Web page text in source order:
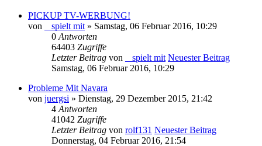
PICKUP TV-WERBUNG!
von
_ spielt mit » Samstag, 06 Februar 2016, 10:29
0 Antworten
64403 Zugriffe
Letzter Beitrag von _ spielt mit Neuester Beitrag
Samstag, 06 Februar 2016, 10:29
Probleme Mit Navara
von juergsi » Dienstag, 29 Dezember 2015, 21:42
4 Antworten
41042 Zugriffe
Letzter Beitrag von rolf131 Neuester Beitrag
Donnerstag, 04 Februar 2016, 21:54